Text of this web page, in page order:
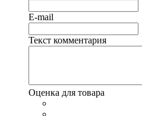
E-mail
Текст комментария
Оценка для товара